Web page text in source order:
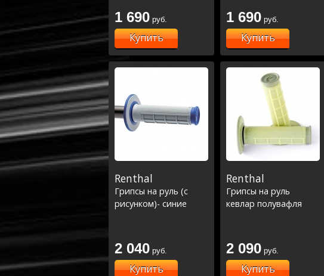
1 690 руб.
Купить
1 690 руб.
Купить
Renthal
Грипсы на руль (с
рисунком)- синие
2 040 руб.
Купить
Renthal
Грипсы на руль
кевлар полувафля
2 090 руб.
Купить